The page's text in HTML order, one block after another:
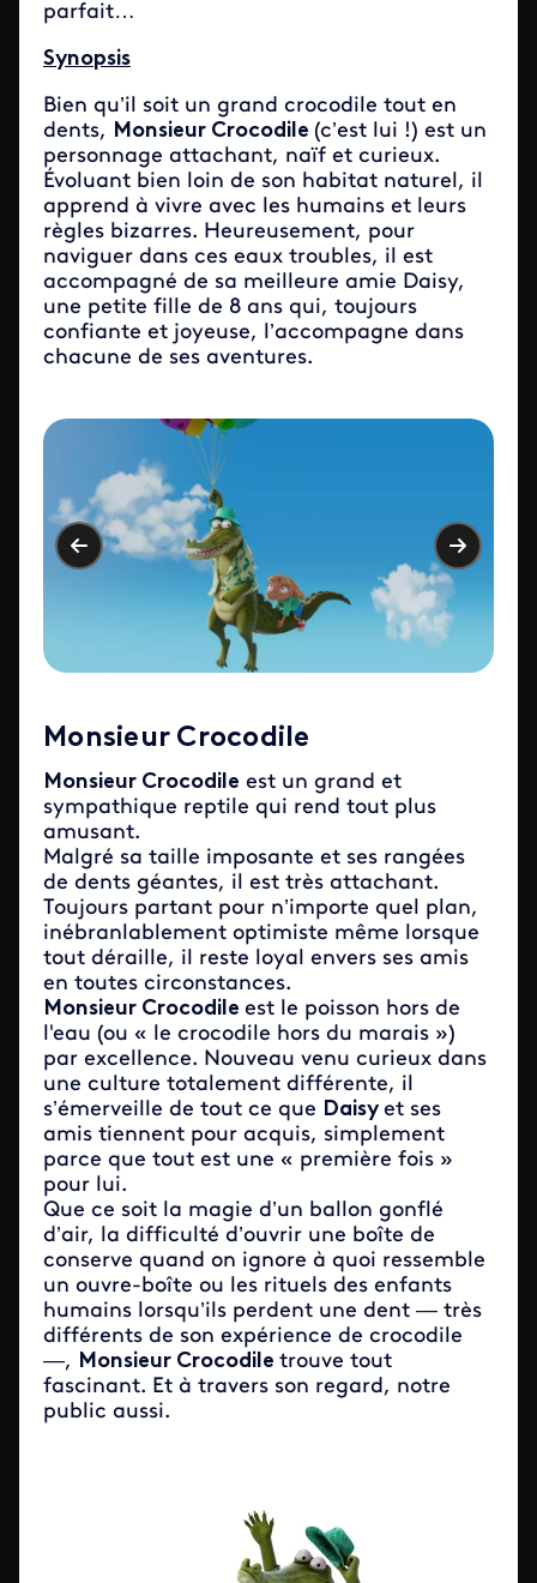
parfait…
Synopsis
Bien qu’il soit un grand crocodile tout en
dents, Monsieur Crocodile (c’est lui !) est un
personnage attachant, naïf et curieux.
Évoluant bien loin de son habitat naturel, il
apprend à vivre avec les humains et leurs
règles bizarres. Heureusement, pour
naviguer dans ces eaux troubles, il est
accompagné de sa meilleure amie Daisy,
une petite fille de 8 ans qui, toujours
confiante et joyeuse, l’accompagne dans
chacune de ses aventures.
Monsieur Crocodile
Monsieur Crocodile est un grand et
sympathique reptile qui rend tout plus
amusant.
Malgré sa taille imposante et ses rangées
de dents géantes, il est très attachant.
Toujours partant pour n’importe quel plan,
inébranlablement optimiste même lorsque
tout déraille, il reste loyal envers ses amis
en toutes circonstances.
Monsieur Crocodile est le poisson hors de
l'eau (ou « le crocodile hors du marais »)
par excellence. Nouveau venu curieux dans
une culture totalement différente, il
s’émerveille de tout ce que Daisyet ses
amis tiennent pour acquis, simplement
parce que tout est une « première fois »
pour lui.
Que ce soit la magie d’un ballon gonflé
d’air, la difficulté d’ouvrir une boîte de
conserve quand on ignore à quoi ressemble
un ouvre-boîte ou les rituels des enfants
humains lorsqu’ils perdent une dent — très
différents de son expérience de crocodile
—, Monsieur Crocodile trouve tout
fascinant. Et à travers son regard, notre
public aussi.